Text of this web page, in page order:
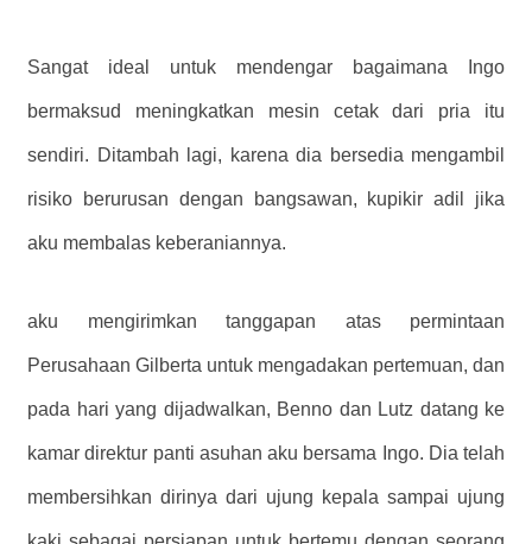
Sangat ideal untuk mendengar bagaimana Ingo
bermaksud meningkatkan mesin cetak dari pria itu
sendiri. Ditambah lagi, karena dia bersedia mengambil
risiko berurusan dengan bangsawan, kupikir adil jika
aku membalas keberaniannya.
aku mengirimkan tanggapan atas permintaan
Perusahaan Gilberta untuk mengadakan pertemuan, dan
pada hari yang dijadwalkan, Benno dan Lutz datang ke
kamar direktur panti asuhan aku bersama Ingo. Dia telah
membersihkan dirinya dari ujung kepala sampai ujung